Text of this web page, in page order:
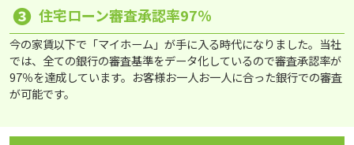
❸ 住宅ローン審査承認率97％
今の家賃以下で「マイホーム」が手に入る時代になりました。当社
では、全ての銀行の審査基準をデータ化しているので審査承認率が
97％を達成しています。お客様お一人お一人に合った銀行での審査
が可能です。